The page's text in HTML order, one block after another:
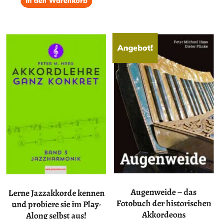
Lerne Jazzakkorde kennen
und probiere sie im Play-
Along selbst aus!
Angebot!
Augenweide – das
Fotobuch der historischen
Akkordeons